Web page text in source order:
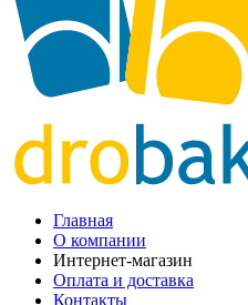
Главная
О компании
Интернет-магазин
Оплата и доставка
Контакты